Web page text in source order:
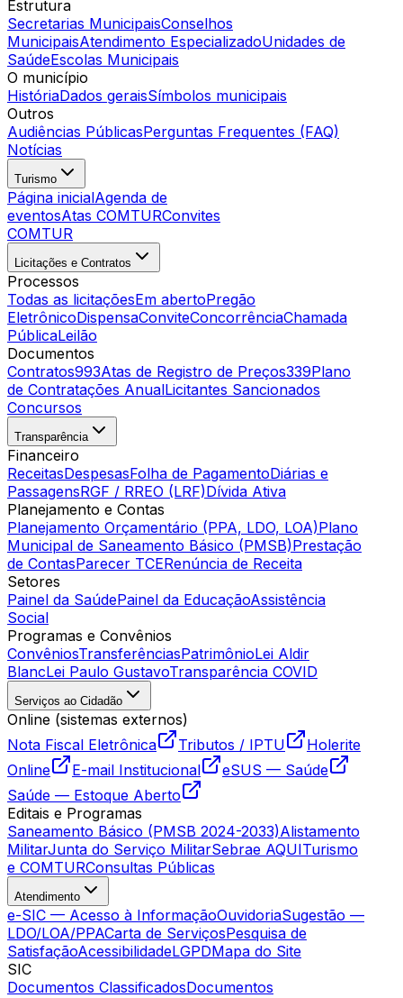
Estrutura
Secretarias MunicipaisConselhos
MunicipaisAtendimento EspecializadoUnidades de
SaúdeEscolas Municipais
O município
HistóriaDados geraisSímbolos municipais
Outros
Audiências PúblicasPerguntas Frequentes (FAQ)
Notícias
Turismo
Página inicialAgenda de
eventosAtas COMTURConvites
COMTUR
Licitações e Contratos
Processos
Todas as licitaçõesEm abertoPregão
EletrônicoDispensaConviteConcorrênciaChamada
PúblicaLeilão
Documentos
Contratos993Atas de Registro de Preços339Plano
de Contratações AnualLicitantes Sancionados
Concursos
Transparência
Financeiro
ReceitasDespesasFolha de PagamentoDiárias e
PassagensRGF / RREO (LRF)Dívida Ativa
Planejamento e Contas
Planejamento Orçamentário (PPA, LDO, LOA)Plano
Municipal de Saneamento Básico (PMSB)Prestação
de ContasParecer TCERenúncia de Receita
Setores
Painel da SaúdePainel da EducaçãoAssistência
Social
Programas e Convênios
ConvêniosTransferênciasPatrimônioLei Aldir
BlancLei Paulo GustavoTransparência COVID
Serviços ao Cidadão
Online (sistemas externos)
Nota Fiscal Eletrônica
Tributos / IPTU
Holerite
Online
E-mail Institucional
eSUS — Saúde
Saúde — Estoque Aberto
Editais e Programas
Saneamento Básico (PMSB 2024-2033)Alistamento
MilitarJunta do Serviço MilitarSebrae AQUITurismo
e COMTURConsultas Públicas
Atendimento
e-SIC — Acesso à InformaçãoOuvidoriaSugestão —
LDO/LOA/PPACarta de ServiçosPesquisa de
SatisfaçãoAcessibilidadeLGPDMapa do Site
SIC
Documentos ClassificadosDocumentos